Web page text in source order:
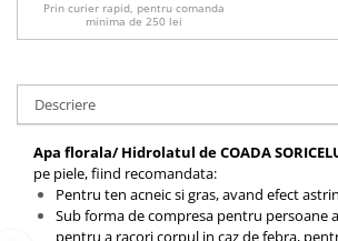
Prin curier rapid, pentru comanda
minima de 250 lei
Descriere
Apa florala/ Hidrolatul deCOADA
pe piele, fiind recomandata:
Pentru ten acneic si gras, avand efect
Sub forma de compresa pentru persoane
pentru a racori corpul in caz de febra,